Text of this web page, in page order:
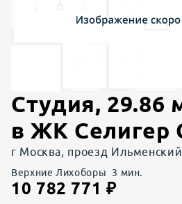
Студия, 29.86
вЖК Селигер
г Москва, проезд
Верхние Лихоборы 3 мин.
10 782 771 ₽